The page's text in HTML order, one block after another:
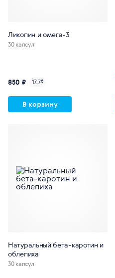
Ликопин и омега-3
30 капсул
850 ₽ 17.7б
В корзину
Натуральный бета-каротин и
облепиха
30 капсул